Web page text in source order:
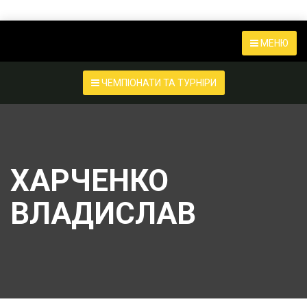
МЕНЮ
ЧЕМПІОНАТИ ТА ТУРНІРИ
ХАРЧЕНКО
ВЛАДИСЛАВ